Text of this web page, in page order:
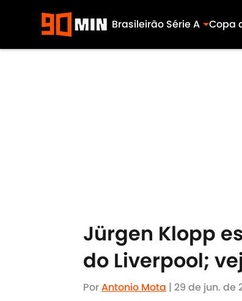
Brasileirão Série A Copa
Jürgen Klopp
do Liverpool;
PorAntonio Mota | 29 de jun. de